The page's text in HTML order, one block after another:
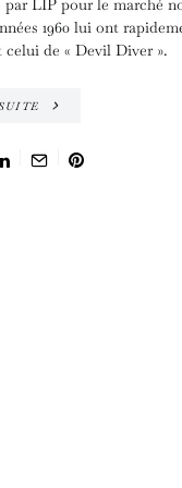
par LIP pour le marché
1960 lui ont
de « Devil Diver ».